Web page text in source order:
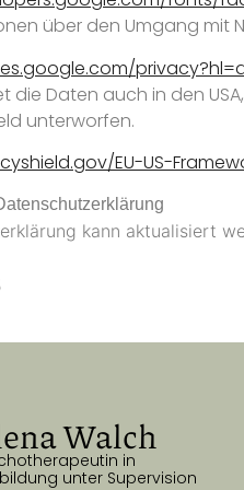
über den Umgang mit
die Daten auch in den
unterworfen.
EU-US-
kann aktualisiert
Walch
in
unter Supervision